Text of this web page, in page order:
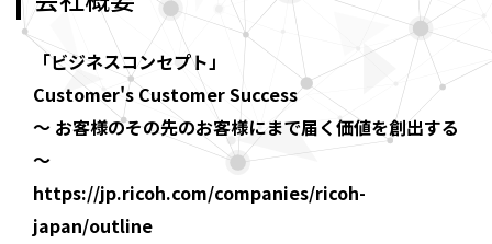
「ビジネスコンセプト」
Customer's Customer Success
～ お客様のその先のお客様にまで届く価値を創出する
～
https://jp.ricoh.com/companies/ricoh-
japan/outline